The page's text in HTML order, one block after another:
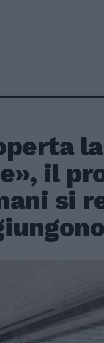
il
si